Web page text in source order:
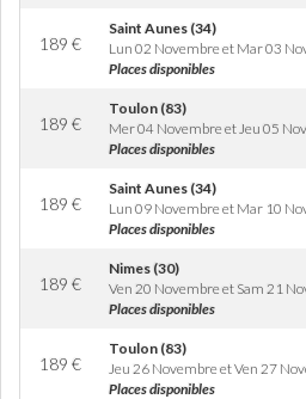
189 €
Saint Aunes (34)
Lun 02 Novembre et Mar 03
Places disponibles
189 €
Toulon (83)
Mer 04 Novembre et Jeu 05
Places disponibles
189 €
Saint Aunes (34)
Lun 09 Novembre et Mar 10
Places disponibles
189 €
Nimes (30)
Ven 20 Novembre et Sam 21
Places disponibles
189 €
Toulon (83)
Jeu 26 Novembre et Ven 27
Places disponibles